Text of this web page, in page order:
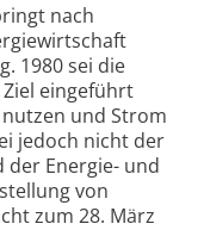
nach
1980 sei die
eingeführt
und Strom
jedoch nicht der
der Energie- und
von
zum 28. März